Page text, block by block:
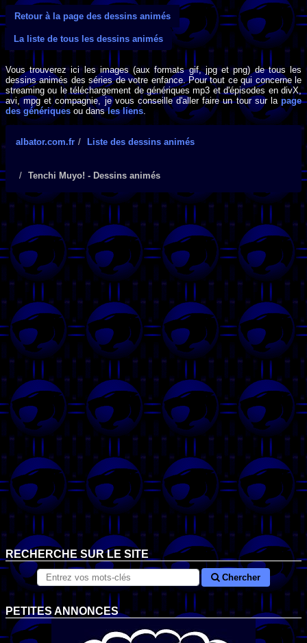
Retour à la page des dessins animés
La liste de tous les dessins animés
Vous trouverez ici les images (aux formats gif, jpg et png) de tous les
dessins animés des séries de votre enfance. Pour tout ce qui concerne le
streaming ou le téléchargement de génériques mp3 et d'épisodes en divX,
avi, mpg et compagnie, je vous conseille d'aller faire un tour sur la page
des génériques ou dansles liens
albator.com.fr Liste des dessins animés
Tenchi Muyo! - Dessins animés
RECHERCHE SUR LE SITE
Chercher
PETITES ANNONCES